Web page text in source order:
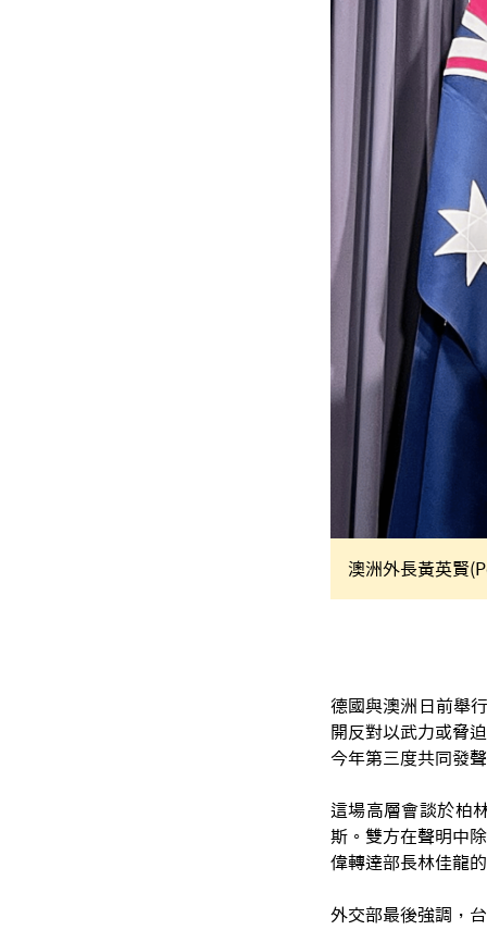
澳洲外長黃英賢
德國與澳洲日前舉
開反對以武力或脅
今年第三度共同發
這場高層會談於柏
斯。雙方在聲明中
偉轉達部長林佳龍
外交部最後強調，